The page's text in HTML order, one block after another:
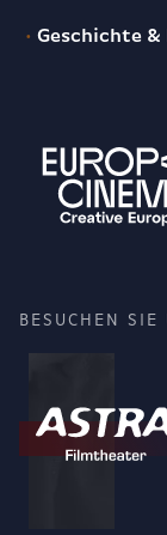
Geschichte &
BESUCHEN SIE